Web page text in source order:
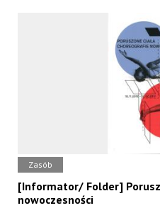
Zasób
[Informator/ Folder]
nowoczesności